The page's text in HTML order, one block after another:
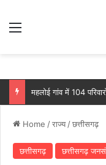
Menu
Home /राज्य /छत्तीसगढ़
छत्तीसगढ़ छत्तीसगढ़